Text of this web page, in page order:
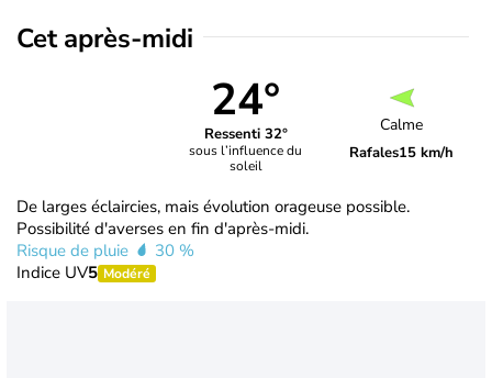
Cet après-midi
24°
Ressenti 32°
sous l’influence du
soleil
Calme
Rafales15 km/h
De larges éclaircies, mais évolution orageuse possible.
Possibilité d'averses en fin d'après-midi.
Risque de pluie
30 %
Indice UV5 Modéré